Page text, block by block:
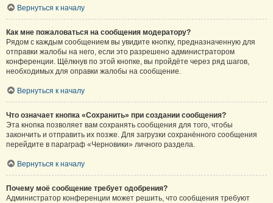
Вернуться к началу
Как мне пожаловаться на сообщения модератору?
Рядом с каждым сообщением вы увидите кнопку, предназначенную для
отправки жалобы на него, если это разрешено администратором
конференции. Щёлкнув по этой кнопке, вы пройдёте через ряд шагов,
необходимых для оправки жалобы на сообщение.
Вернуться к началу
Что означает кнопка «Сохранить» при создании сообщения?
Эта кнопка позволяет вам сохранять сообщения для того, чтобы
закончить и отправить их позже. Для загрузки сохранённого сообщения
перейдите в параграф «Черновики» личного раздела.
Вернуться к началу
Почему моё сообщение требует одобрения?
Администратор конференции может решить, что сообщения требуют